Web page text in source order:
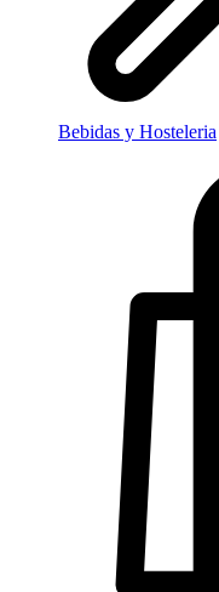
Bebidas y Hosteleria